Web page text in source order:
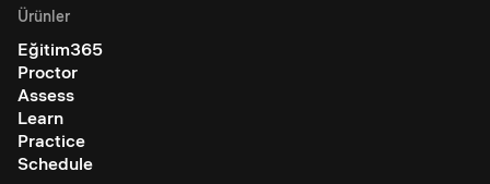
Ürünler
Eğitim365
Proctor
Assess
Learn
Practice
Schedule